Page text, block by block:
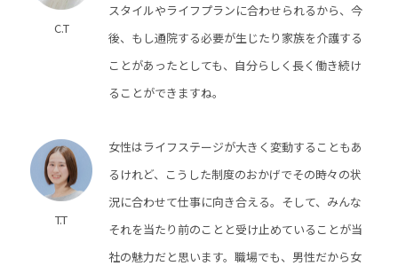
C.T
スタイルやライフプランに合わせられるから、今
後、もし通院する必要が生じたり家族を介護する
ことがあったとしても、自分らしく長く働き続け
ることができますね。
T.T
女性はライフステージが大きく変動することもあ
るけれど、こうした制度のおかげでその時々の状
況に合わせて仕事に向き合える。そして、みんな
それを当たり前のことと受け止めていることが当
社の魅力だと思います。職場でも、男性だから女